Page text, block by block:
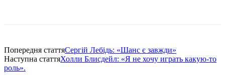
Попередня статтяСергій Лебідь: «Шанс є завжди»
Наступна статтяХолли Блисдейл: «Я не хочу играть какую-то
роль».